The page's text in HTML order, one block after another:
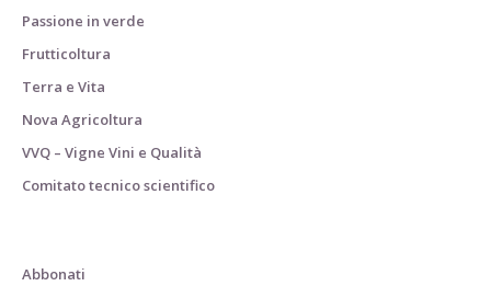
Passione in verde
Frutticoltura
Terra e Vita
Nova Agricoltura
VVQ – Vigne Vini e Qualità
Comitato tecnico scientifico
Abbonati